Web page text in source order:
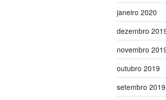
janeiro 2020
dezembro
novembro
outubro 2019
setembro 2019